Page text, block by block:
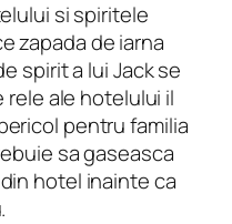
si spiritele
zapada de iarna
spirit a lui Jack se
ale hotelului il
pentru familia
sa gaseasca
hotel inainte ca